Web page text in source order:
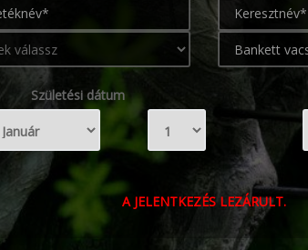
Születési dátum
A JELENTKEZÉS LEZÁRULT.